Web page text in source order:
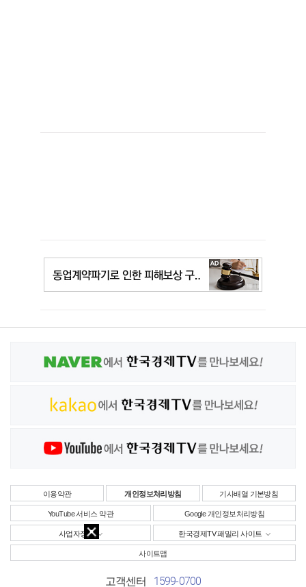
이용약관 개인정보처리방침 기사배열 기본방침
YouTube 서비스 약관 Google 개인정보처리방침
사업자정보 한국경제TV 패밀리 사이트
사이트맵
고객센터 1599-0700